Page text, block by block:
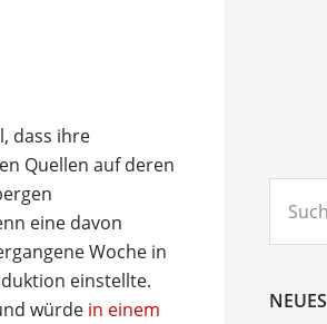
dass ihre
Quellen auf deren
eine davon
Woche in
einstellte.
würde in einem